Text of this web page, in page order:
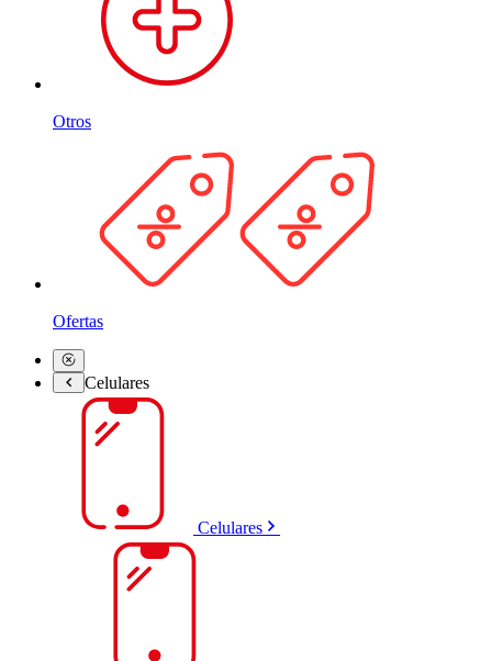
Otros
Ofertas
Celulares
Celulares